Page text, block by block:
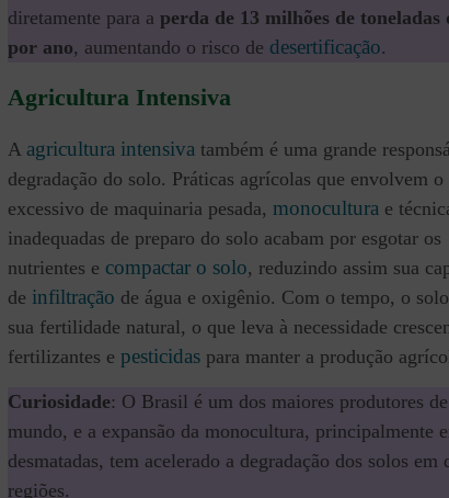
diretamente para a perda de 13 milhões de toneladas
por ano, aumentando o risco de desertificação.
Agricultura Intensiva
A agricultura intensiva também é uma grande
degradação do solo. Práticas agrícolas que envolvem o
excessivo de maquinaria pesada, monocultura e
inadequadas de preparo do solo acabam por esgotar os
nutrientes e compactar o solo, reduzindo assim sua
de infiltração de água e oxigênio. Com o tempo, o
sua fertilidade natural, o que leva à necessidade
fertilizantes e pesticidas para manter a produção
Curiosidade: O Brasil é um dos maiores produtores
mundo, e a expansão da monocultura, principalmente
desmatadas, tem acelerado a degradação dos solos em
regiões.